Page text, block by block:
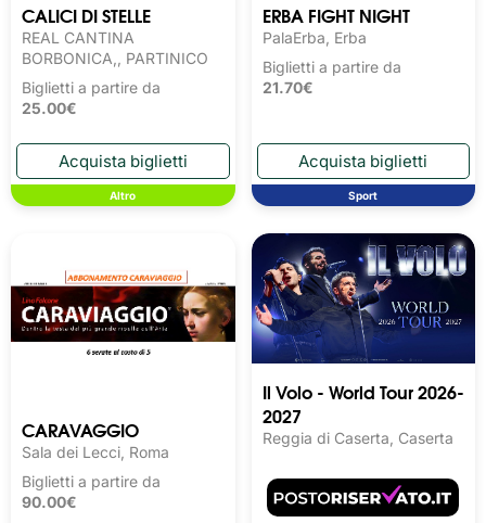
CALICI DI STELLE
REAL CANTINA
BORBONICA,, PARTINICO
Biglietti a partire da
25.00€
Altro
ERBA FIGHT NIGHT
PalaErba, Erba
Biglietti a partire da
21.70€
Sport
CARAVAGGIO
Sala dei Lecci, Roma
Biglietti a partire da
90.00€
Il Volo - World Tour 2026-
2027
Reggia di Caserta, Caserta